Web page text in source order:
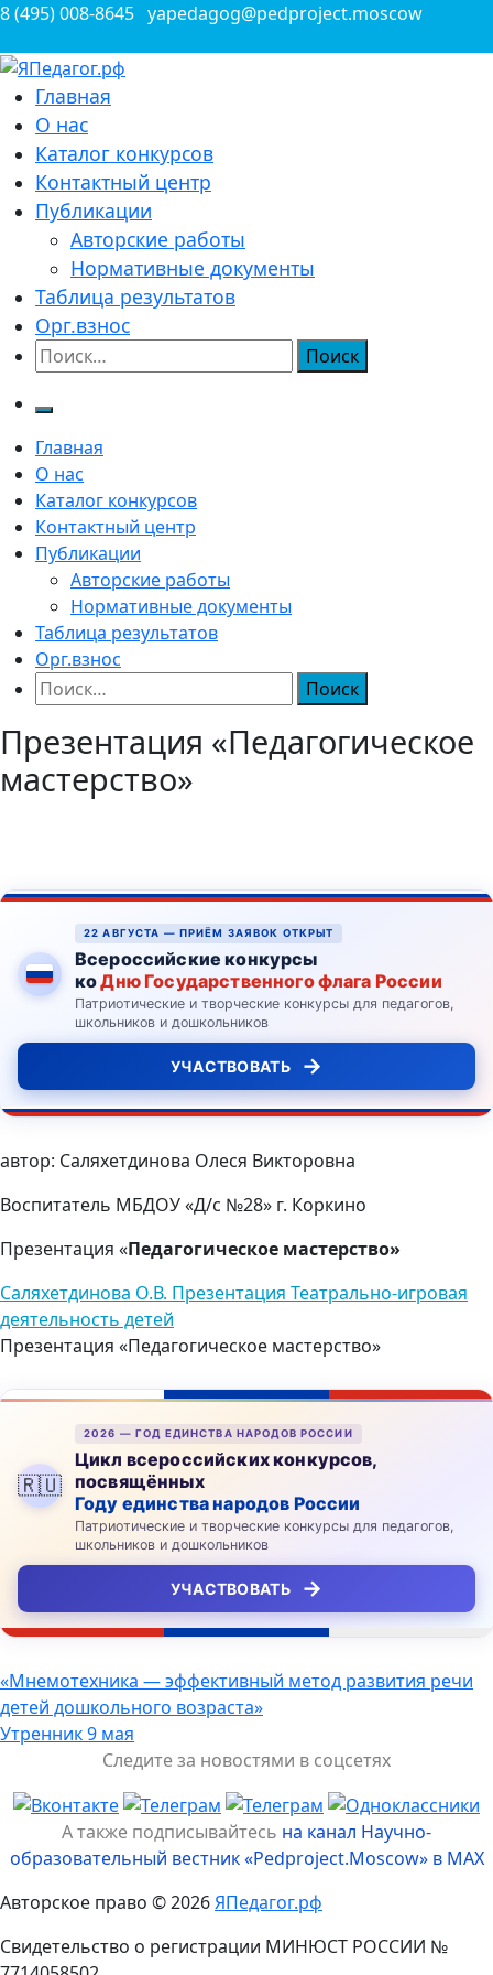
Перейти
содержимому
8 (495) 008-8645 yapedagog@pedproject.moscow
ЯПедагог.рф
Всероссийские конкурсы для педагогов
Главная
О нас
Каталог конкурсов
Контактный центр
Публикации
Авторские работы
Нормативные документы
Таблица результатов
Орг.взнос
Найти:
Главная
О нас
Каталог конкурсов
Контактный центр
Публикации
Авторские работы
Нормативные документы
Таблица результатов
Орг.взнос
Найти:
Презентация «Педагогическое
мастерство»
22 АВГУСТА — ПРИЁМ ЗАЯВОК ОТКРЫТ
Всероссийские конкурсы
коДню Государственного флага России
Патриотические и творческие конкурсы для педагогов,
школьников и дошкольников
УЧАСТВОВАТЬ →
автор: Саляхетдинова Олеся Викторовна
Воспитатель МБДОУ «Д/с №28» г. Коркино
Презентация «Педагогическое мастерство»
Саляхетдинова О.В. Презентация Театрально-игровая
деятельность детей
Презентация «Педагогическое мастерство»
🇷🇺
2026 — ГОД ЕДИНСТВА НАРОДОВ РОССИИ
Цикл всероссийских конкурсов,
посвящённых
Году единства народов России
Патриотические и творческие конкурсы для педагогов,
школьников и дошкольников
УЧАСТВОВАТЬ →
Навигация
по
записям
«Мнемотехника — эффективный метод развития речи
детей дошкольного возраста»
Утренник 9 мая
Следите за новостями в соцсетях
А также подписывайтесь на канал Научно-
образовательный вестник «Pedproject.Moscow» в MAX
Авторское право © 2026ЯПедагог.рф
Свидетельство о регистрации МИНЮСТ РОССИИ №